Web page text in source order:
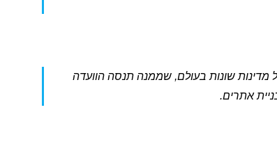
מדינות שונות בעולם, שממנה תנסה הוועדה
אתרים.